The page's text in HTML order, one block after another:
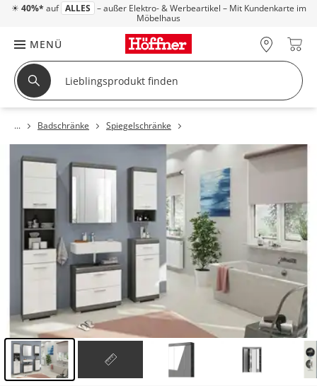
☀ 40%* auf ALLES – außer Elektro- & Werbeartikel – Mit Kundenkarte im
Möbelhaus
MENÜ
Badschränke Spiegelschränke